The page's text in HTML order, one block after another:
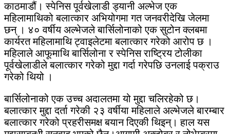
काठमाडौं। स्पेनिस पूर्वखेलाडी ड्यानी अल्भेज एक
महिलामाथिको बलात्कार अभियोगमा गत जनवरीदेखि जेलमा
छन् । ४० वर्षीय अल्भेजले बार्सिलोनाको एक सुटोन क्लबमा
कार्यरत महिलामाथि ट्वाइलेटमा बलात्कार गरेको आरोप छ ।
महिलाले आफूमाथि बार्सिलोना र स्पेनिस राष्ट्रिय टोलीका
पूर्वखेलाडीले बलात्कार गरेको मुद्दा गर्दा गरेपछि उनलाई पक्राउ
गरेको थियो ।
बार्सिलोनाको एक उच्च अदालतमा यो मुद्दा चलिरहेको छ।
बलात्कार मुद्दा दर्ता गरेकी २३ वर्षीया महिलाले अल्भेजले बारम्बार
बलात्कार गरेको प्रहरीसमक्ष बयान दिएकी थिइन्। हाल यस